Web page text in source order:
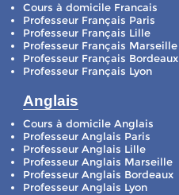
Cours à domicile Francais
Professeur Français Paris
Professeur Français Lille
Professeur Français Marseille
Professeur Français Bordeaux
Professeur Français Lyon
Anglais
Cours à domicile Anglais
Professeur Anglais Paris
Professeur Anglais Lille
Professeur Anglais Marseille
Professeur Anglais Bordeaux
Professeur Anglais Lyon